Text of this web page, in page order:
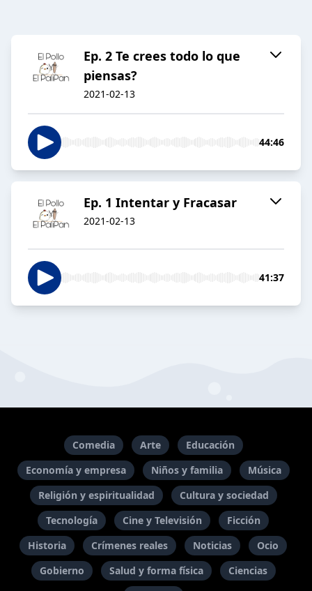
Ep. 2 Te crees todo lo que
piensas?
2021-02-13
44:46
Ep. 1 Intentar y Fracasar
2021-02-13
41:37
Comedia Arte
Educación
Economía y empresa
Niños y familia
Música
Religión y espiritualidad
Cultura y sociedad
Tecnología
Cine y Televisión
Ficción
Historia
Crímenes reales Noticias
Ocio
Gobierno
Salud y forma física
Ciencias